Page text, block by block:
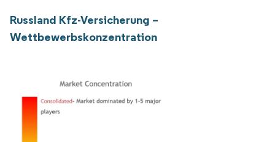
Russland Kfz-Versicherung –
Wettbewerbskonzentration